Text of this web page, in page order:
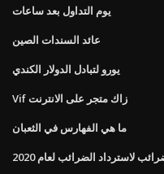
يوم التداول بعد ساعات
عائد السندات الصين
يورو لتبادل الدولار الكندي
Vif زاك متجر على الانترنت
ما هي الفهارس في الثعبان
لاسترداد الضرائب لعام 2020